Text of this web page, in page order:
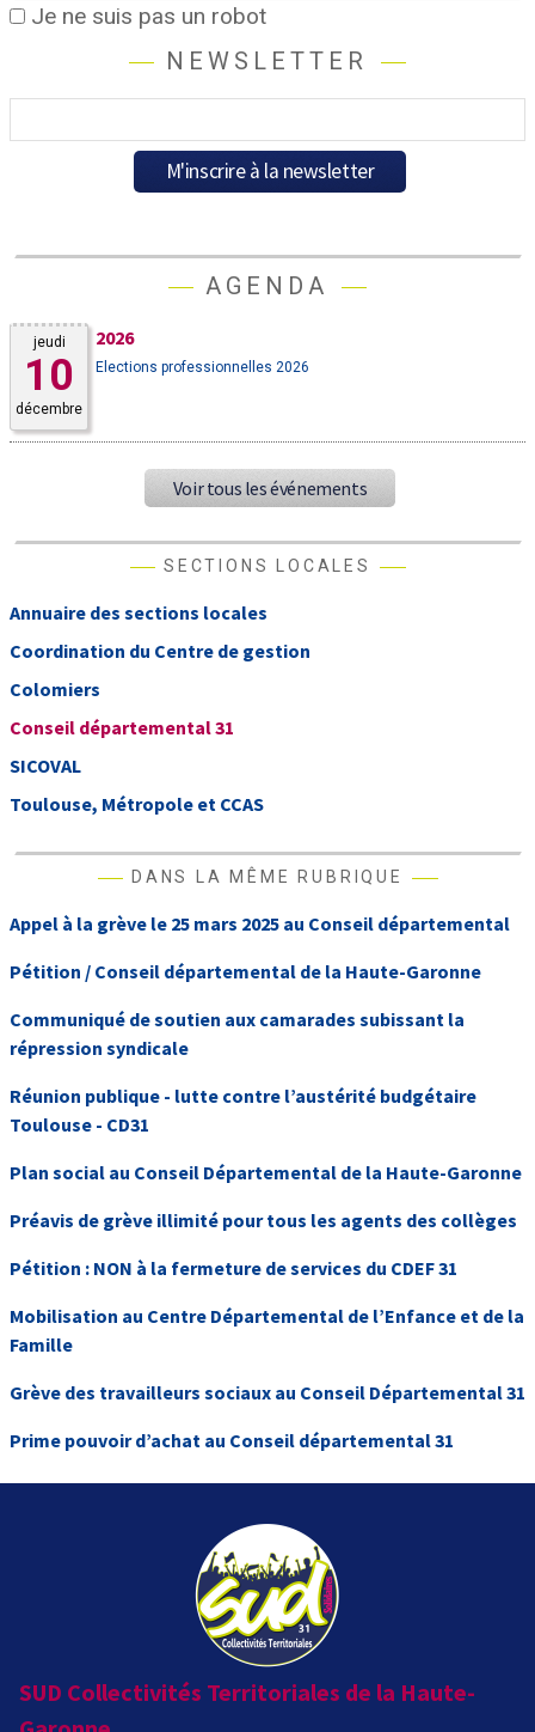
Je ne suis pas un robot
NEWSLETTER
AGENDA
jeudi
10
décembre
2026
Elections professionnelles 2026
Voir tous les événements
SECTIONS LOCALES
Annuaire des sections locales
Coordination du Centre de gestion
Colomiers
Conseil départemental 31
SICOVAL
Toulouse, Métropole et CCAS
DANS LA MÊME RUBRIQUE
Appel à la grève le 25 mars 2025 au Conseil départemental
Pétition / Conseil départemental de la Haute-Garonne
Communiqué de soutien aux camarades subissant la
répression syndicale
Réunion publique - lutte contre l’austérité budgétaire
Toulouse - CD31
Plan social au Conseil Départemental de la Haute-Garonne
Préavis de grève illimité pour tous les agents des collèges
Pétition : NON à la fermeture de services du CDEF 31
Mobilisation au Centre Départemental de l’Enfance et de la
Famille
Grève des travailleurs sociaux au Conseil Départemental 31
Prime pouvoir d’achat au Conseil départemental 31
SUD Collectivités Territoriales de la Haute-